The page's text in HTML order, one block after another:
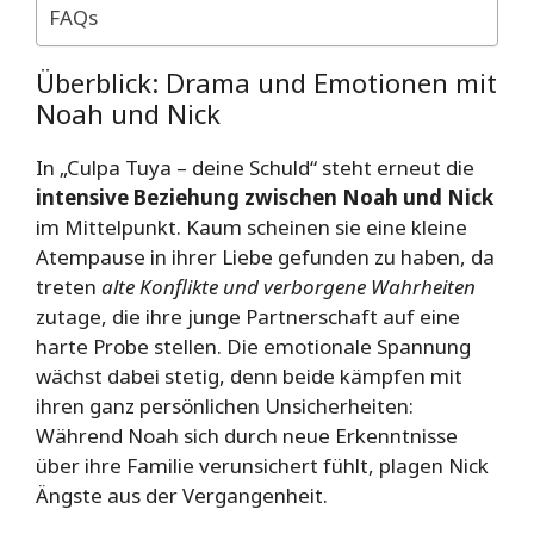
FAQs
Überblick: Drama und Emotionen mit
Noah und Nick
In „Culpa Tuya – deine Schuld“ steht erneut die
intensive Beziehung zwischen Noah und Nick
im Mittelpunkt. Kaum scheinen sie eine kleine
Atempause in ihrer Liebe gefunden zu haben, da
treten alte Konflikte und verborgene Wahrheiten
zutage, die ihre junge Partnerschaft auf eine
harte Probe stellen. Die emotionale Spannung
wächst dabei stetig, denn beide kämpfen mit
ihren ganz persönlichen Unsicherheiten:
Während Noah sich durch neue Erkenntnisse
über ihre Familie verunsichert fühlt, plagen Nick
Ängste aus der Vergangenheit.